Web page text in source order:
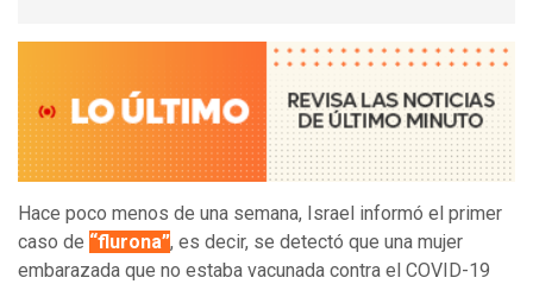
Hace poco menos de una semana, Israel informó el primer
caso de “flurona”, es decir, se detectó que una mujer
embarazada que no estaba vacunada contra el COVID-19